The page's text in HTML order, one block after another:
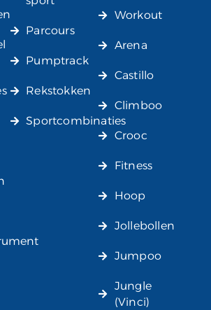
Parcours
Pumptrack
Rekstokken
Sportcombinaties
Workout
Arena
Castillo
Climboo
Crooc
Fitness
Hoop
Jollebollen
Jumpoo
Jungle
(Vinci)